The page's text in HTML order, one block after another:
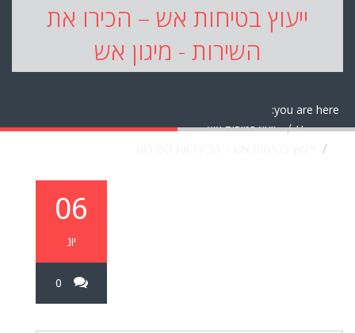
ייעוץ בטיחות אש – הכירו את
השירות - מיגון אש
you are here:
Home
יועץ בטיחות אש
06
יונ